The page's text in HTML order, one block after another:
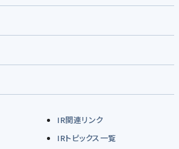
IR関連リンク
IRトピックス一覧